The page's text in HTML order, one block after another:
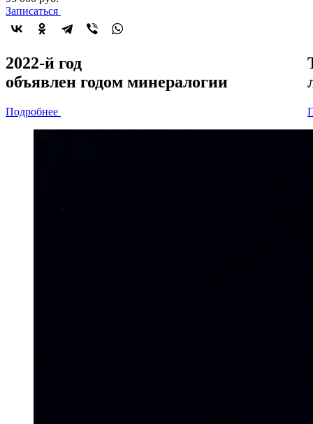
Записаться
2022-й год
объявлен годом минералогии
Подробнее